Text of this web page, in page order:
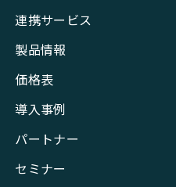
連携サービス
製品情報
価格表
導入事例
パートナー
セミナー